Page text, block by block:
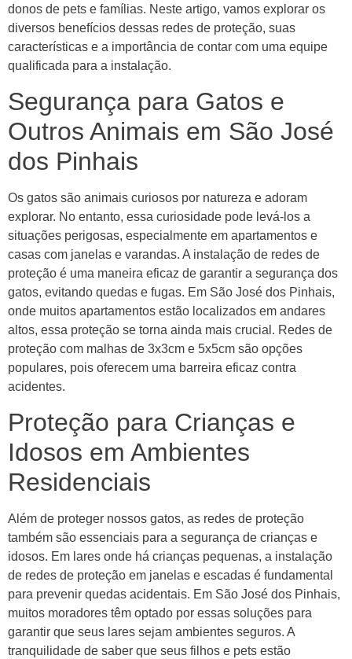
donos de pets e famílias. Neste artigo, vamos explorar os
diversos benefícios dessas redes de proteção, suas
características e a importância de contar com uma equipe
qualificada para a instalação.
Segurança para Gatos e
Outros Animais em São José
dos Pinhais
Os gatos são animais curiosos por natureza e adoram
explorar. No entanto, essa curiosidade pode levá-los a
situações perigosas, especialmente em apartamentos e
casas com janelas e varandas. A instalação de redes de
proteção é uma maneira eficaz de garantir a segurança dos
gatos, evitando quedas e fugas. Em São José dos Pinhais,
onde muitos apartamentos estão localizados em andares
altos, essa proteção se torna ainda mais crucial. Redes de
proteção com malhas de 3x3cm e 5x5cm são opções
populares, pois oferecem uma barreira eficaz contra
acidentes.
Proteção para Crianças e
Idosos em Ambientes
Residenciais
Além de proteger nossos gatos, as redes de proteção
também são essenciais para a segurança de crianças e
idosos. Em lares onde há crianças pequenas, a instalação
de redes de proteção em janelas e escadas é fundamental
para prevenir quedas acidentais. Em São José dos Pinhais,
muitos moradores têm optado por essas soluções para
garantir que seus lares sejam ambientes seguros. A
tranquilidade de saber que seus filhos e pets estão